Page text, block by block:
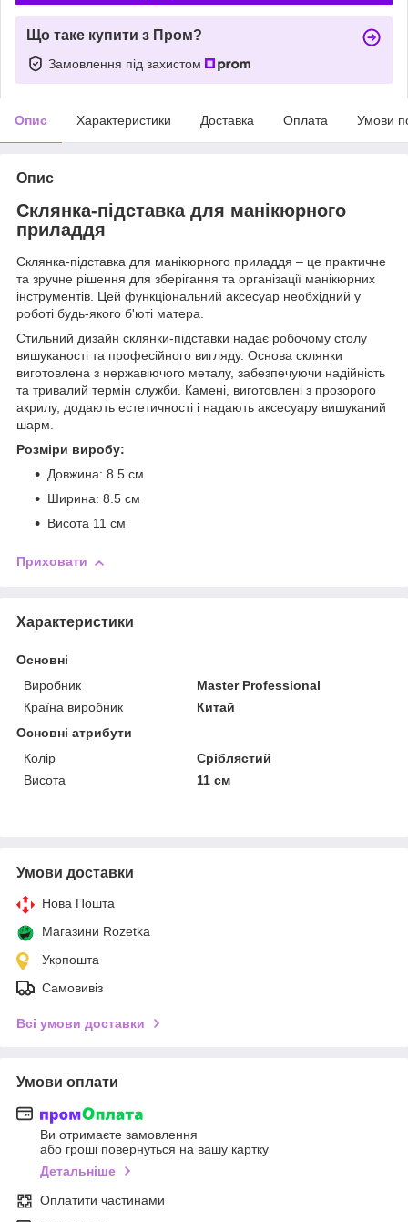
Що таке купити з Пром?
Замовлення під захистом
Опис Характеристики Доставка Оплата Умови
Опис
Склянка-підставка для манікюрного
приладдя
Склянка-підставка для манікюрного приладдя – це практичне
та зручне рішення для зберігання та організації манікюрних
інструментів. Цей функціональний аксесуар необхідний у
роботі будь-якого б'юті матера.
Стильний дизайн склянки-підставки надає робочому столу
вишуканості та професійного вигляду. Основа склянки
виготовлена з нержавіючого металу, забезпечуючи надійність
та тривалий термін служби. Камені, виготовлені з прозорого
акрилу, додають естетичності і надають аксесуару вишуканий
шарм.
Розміри виробу:
Довжина: 8.5 см
Ширина: 8.5 см
Висота 11 см
Приховати
Характеристики
Основні
Виробник
Master Professional
Країна виробник
Китай
Основні атрибути
Колір
Сріблястий
Висота
11 см
Умови доставки
Нова Пошта
Магазини Rozetka
Укрпошта
Самовивіз
Всі умови доставки
Умови оплати
Ви отримаєте замовлення
або гроші повернуться на вашу картку
Детальніше
Оплатити частинами